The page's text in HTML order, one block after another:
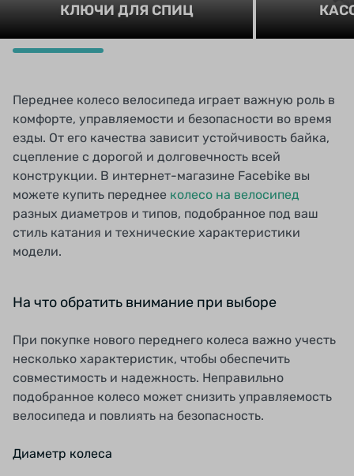
КЛЮЧИ ДЛЯ СПИЦ
Переднее колесо велосипеда играет важную роль в
комфорте, управляемости и безопасности во время
езды. От его качества зависит устойчивость байка,
сцепление с дорогой и долговечность всей
конструкции. В интернет-магазине Facebike вы
можете купить переднее колесо на велосипед
разных диаметров и типов, подобранное под ваш
стиль катания и технические характеристики
модели.
На что обратить внимание при выборе
При покупке нового переднего колеса важно учесть
несколько характеристик, чтобы обеспечить
совместимость и надежность. Неправильно
подобранное колесо может снизить управляемость
велосипеда и повлиять на безопасность.
Диаметр колеса